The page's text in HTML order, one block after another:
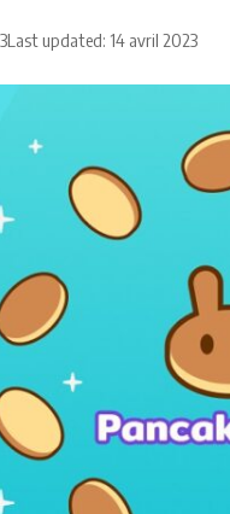
Last updated: 14 avril 2023